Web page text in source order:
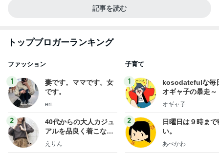
記事を読む
トップブロガーランキング
ファッション
1
妻です。ママです。女
です。
eri.
2
40代からの大人カジュ
アルを品良く着こなす
ファッションブログ
えりん
子育て
1
kosodatefulな毎
オギャ子の暴走～
オギャ子
2
日曜日は９時まで
い。
あべかわ